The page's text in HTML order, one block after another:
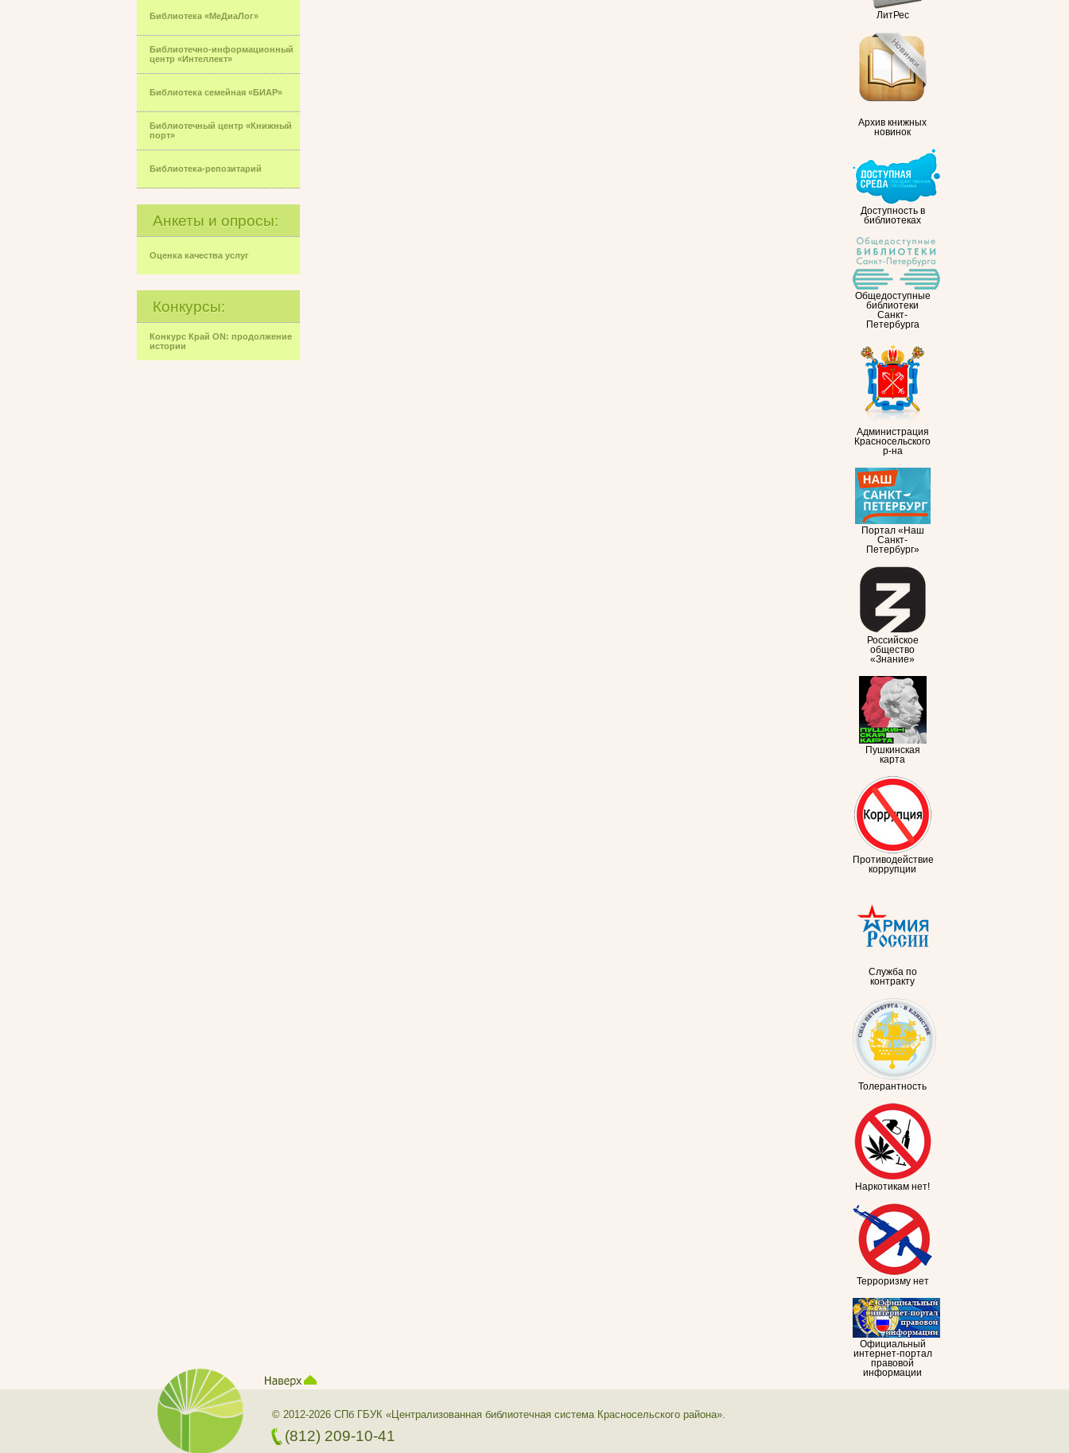
Библиотека «МеДиаЛог»
Библиотечно-информационный
центр «Интеллект»
Библиотека семейная «БИАР»
Библиотечный центр «Книжный
порт»
Библиотека-репозитарий
Анкеты и опросы:
Оценка качества услуг
Конкурсы:
Конкурс Край ON: продолжение
истории
ЛитРес
Архив книжных
новинок
Доступность в
библиотеках
Общедоступные
библиотеки
Санкт-
Петербурга
Администрация
Красносельского
р-на
Портал «Наш
Санкт-
Петербург»
Российское
общество
«Знание»
Пушкинская
карта
Противодействие
коррупции
Служба по
контракту
Толерантность
Наркотикам нет!
Терроризму нет
Официальный
интернет-портал
правовой
информации
© 2012-2026 СПб ГБУК «Централизованная библиотечная система Красносельского района».
(812) 209-10-41